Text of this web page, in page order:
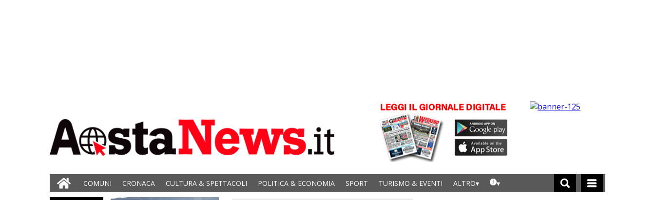
COMUNI CRONACA CULTURA & SPETTACOLI POLITICA & ECONOMIA SPORT TURISMO & EVENTI ALTRO